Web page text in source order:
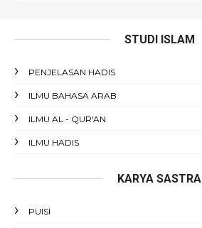
STUDI ISLAM
PENJELASAN HADIS
ILMU BAHASA ARAB
ILMU AL - QUR'AN
ILMU HADIS
KARYA SASTRA
PUISI